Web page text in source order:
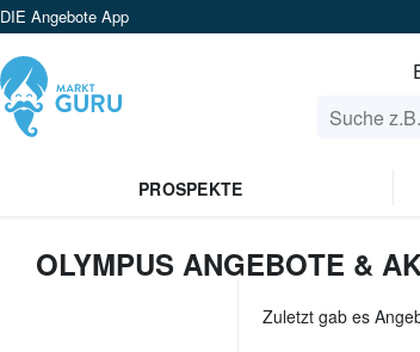
DIE Angebote App
PROSPEKTE
OLYMPUS ANGEBOTE &
Zuletzt gab es